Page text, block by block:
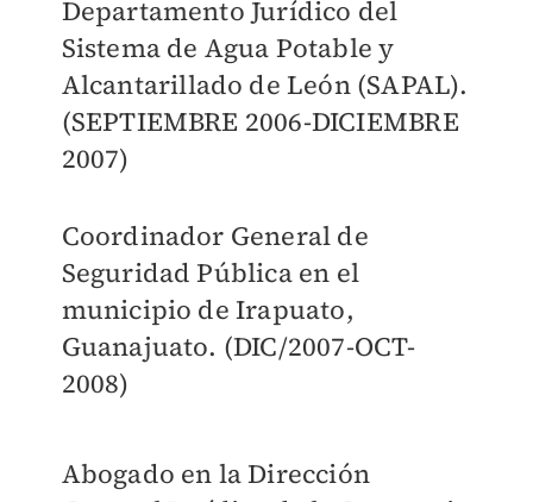
Departamento Jurídico del
Sistema de Agua Potable y
Alcantarillado de León (SAPAL).
(SEPTIEMBRE 2006-DICIEMBRE
2007)
Coordinador General de
Seguridad Pública en el
municipio de Irapuato,
Guanajuato. (DIC/2007-OCT-
2008)
Abogado en la Dirección